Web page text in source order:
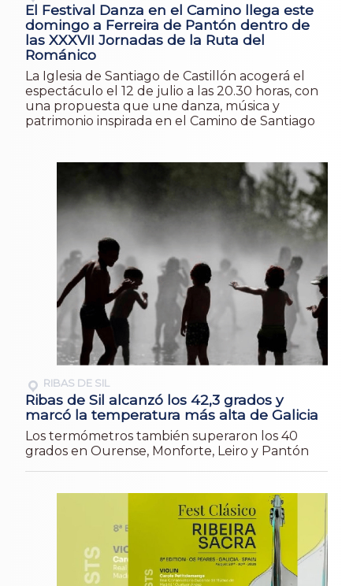
El Festival Danza en el Camino llega este
domingo a Ferreira de Pantón dentro de
las XXXVII Jornadas de la Ruta del
Románico
La Iglesia de Santiago de Castillón acogerá el
espectáculo el 12 de julio a las 20.30 horas, con
una propuesta que une danza, música y
patrimonio inspirada en el Camino de Santiago
RIBAS DE SIL
Ribas de Sil alcanzó los 42,3 grados y
marcó la temperatura más alta de Galicia
Los termómetros también superaron los 40
grados en Ourense, Monforte, Leiro y Pantón